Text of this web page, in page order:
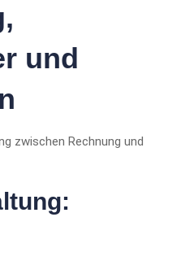
und
zwischen Rechnung und